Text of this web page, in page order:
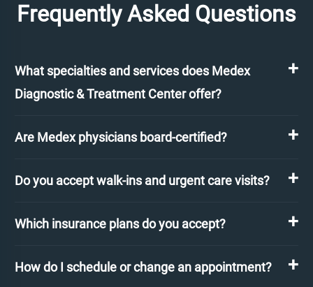
Frequently Asked Questions
What specialties and services does Medex
Diagnostic & Treatment Center offer?
Are Medex physicians board-certified?
Do you accept walk-ins and urgent care visits?
Which insurance plans do you accept?
How do I schedule or change an appointment?